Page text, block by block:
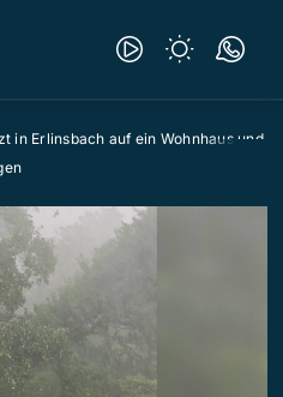
in Erlinsbach auf ein Wohnhaus und